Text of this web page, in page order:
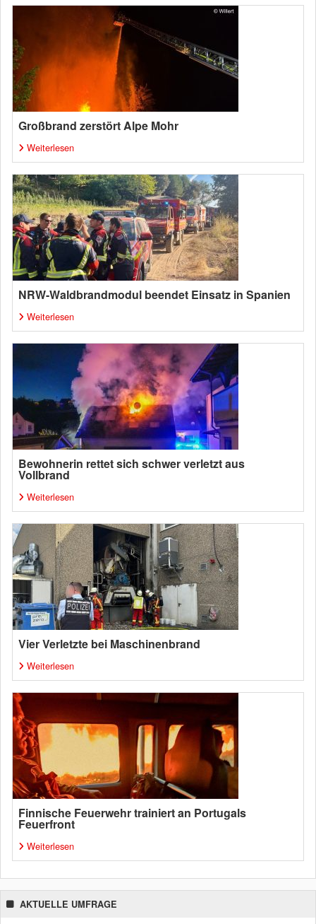
Großbrand zerstört Alpe Mohr
Weiterlesen
NRW-Waldbrandmodul beendet Einsatz in Spanien
Weiterlesen
Bewohnerin rettet sich schwer verletzt aus
Vollbrand
Weiterlesen
Vier Verletzte bei Maschinenbrand
Weiterlesen
Finnische Feuerwehr trainiert an Portugals
Feuerfront
Weiterlesen
AKTUELLE UMFRAGE